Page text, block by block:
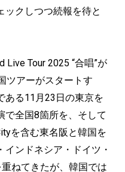
ックしつつ続報を待と
Live Tour 2025 “合唱”が
ツアーがスタートす
ある11月23日の東京を
で全国8箇所を、そして
を含む東名阪と韓国を
ンドネシア・ドイツ・
ねてきたが、韓国では